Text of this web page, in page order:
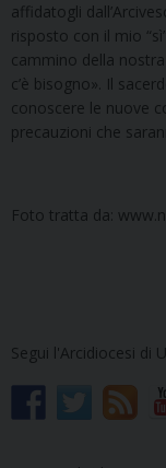
affidatogli
risposto con il mio
cammino della
c’è bisogno». Il
conoscere le nuove
precauzioni che
Foto tratta da:
Segui l'Arcidiocesi di